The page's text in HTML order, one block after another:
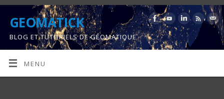
GEOMATICK
BLOG ET TUTORIELS DE GÉOMATIQUE
MENU